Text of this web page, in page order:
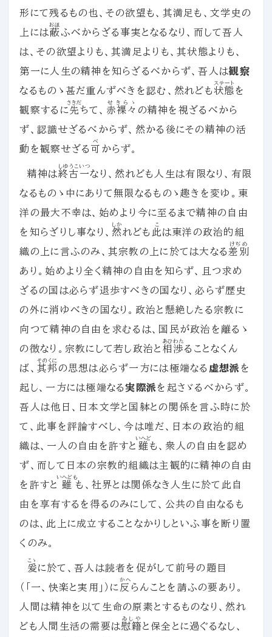
形にて残るもの也、その欲望も、其満足も、文学史の
上には蔽
おほ
ふべからざる事実となるなり、而して吾人
は、その欲望よりも、其満足よりも、其状態よりも、
第一に人生の精神を知らざるべからず、吾人は観察
なるものゝ甚だ重んずべきを認む、然れども状態
ステート
を
観察するに先
さきだ
ちて、 赤裸々
せきらゝ
の精神を視ざるべから
ず、認識せざるべからず、然かる後にその精神の活
動を観察せざる 可
べ
からず。
精神は終古
しゆうこ
一
いつ
なり、然れども人生は有限なり、有限
なるものゝ中にありて無限なるものゝ趣きを変ゆ。東
洋の最大不幸は、始めより今に至るまで精神の自由
を知らざりし事なり、然
しか
れども 此
こ
は東洋の政治的組
織の上に言ふのみ、其宗教の上に於ては大なる差別
けぢめ
あり。始めより全く精神の自由を知らず、且つ求め
ざるの国は必らず退歩すべきの国なり、必らず歴史
の外に消ゆべきの国なり。政治と懸絶したる宗教に
向つて精神の自由を求むるは、国民が政治を離るゝ
の徴なり。宗教にして若し政治と 相渉
あひわた
ることなくん
ば、 其邦
そのくに
の思想は必らず一方には極端なる 虚想派を
起し、一方には極端なる実際派を起さゞるべからず。
吾人は他日、日本文学と国躰との関係を言ふ時に於
て、此事を評論すべし、今は唯だ、日本の政治的組
織は、一人の自由を許すと 雖
いへど
も、衆人の自由を認め
ず、而して日本の宗教的組織は主観的に精神の自由
を許すと
雖
いへども
も、社界とは関係なき人生に於て此自
由を享有するを得るのみにして、公共の自由なるも
のは、此上に成立することなかりしといふ事を断り置
くのみ。
爰
こゝ
に於て、吾人は読者を促がして前号の題目
（「一、快楽と実用」）に 反
かへ
らんことを請ふの要あり。
人間は精神を以て生命の原素とするものなり、然れ
ども人間生活の需要は慰籍
ゐしや
と保全とに過ぐるなし、